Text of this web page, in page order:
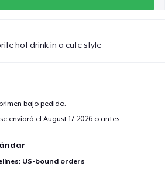
hot drink in a cute style
bajo pedido.
enviará elAugust 17, 2026 o antes.
US-bound orders